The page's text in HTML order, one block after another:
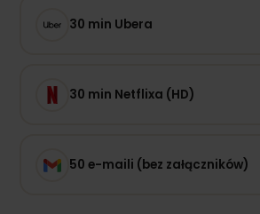
30 min Ubera
30 min Netflixa (HD)
50 e-maili (bez załączników)